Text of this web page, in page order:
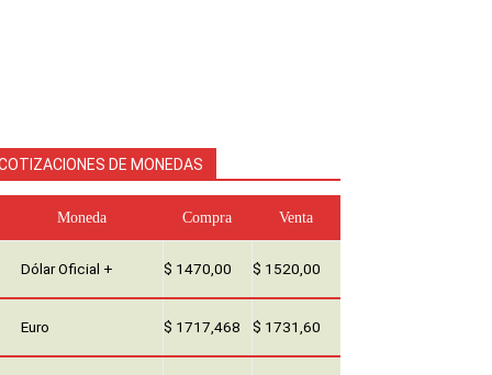
DE MONEDAS
Moneda Compra Venta
Dólar Oficial + $ 1470,00 $ 1520,00
Euro $ 1717,468 $ 1731,60